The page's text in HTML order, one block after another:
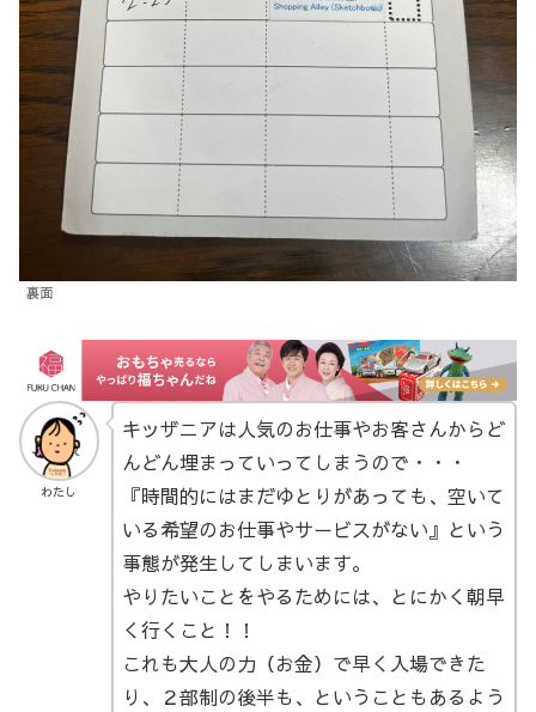
裏面
わたし
キッザニアは人気のお仕事やお客さんからど
んどん埋まっていってしまうので・・・
『時間的にはまだゆとりがあっても、空いて
いる希望のお仕事やサービスがない』という
事態が発生してしまいます。
やりたいことをやるためには、とにかく朝早
く行くこと！！
これも大人の力（お金）で早く入場できた
り、２部制の後半も、ということもあるよう